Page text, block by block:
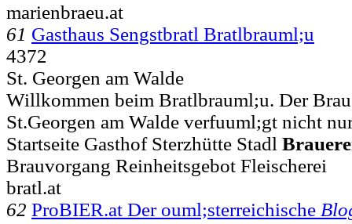
marienbraeu.at
61 Gasthaus Sengstbratl Bratlbrauml;u
4372
St. Georgen am Walde
Willkommen beim Bratlbrauml;u. Der
St.Georgen am Walde verfuuml;gt nicht
Startseite Gasthof Sterzhütte Stadl
Brauvorgang Reinheitsgebot Fleischerei
bratl.at
62 ProBIER.at Der ouml;sterreichische